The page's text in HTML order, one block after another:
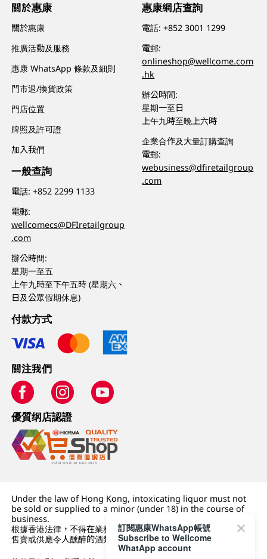
關於惠康
關於惠康
推廣活動及服務
惠康 WhatsApp 條款及細則
門市退/換貨政策
門店位置
牌照及許可證
加入我們
一般查詢
電話:+852 2299 1133
電郵:
wellcomecs@DFIretailgroup
.com
辦公時間:
星期一至五
上午九時至下午五時 (星期六、
日及公眾假期休息)
惠康網店查詢
電話:+852 3001 1299
電郵:
onlineshop@wellcome.com
.hk
辦公時間:
星期一至日
上午九時至晚上六時
企業合作及大量訂購查詢
電郵:
webusiness@dfiretailgroup
.com
付款方式
關注我們
優質纲店認證
Under the law of Hong Kong, intoxicating liquor must not
be sold or supplied to a minor (under 18) in the course of
business.
根據香港法律，不得在業務過程中，向未成年人 (18 歲以下人士)
售賣或供應令人醺醉的酒類。
訂閱惠康WhatsApp帳號
Subscribe to Wellcome
WhatApp account